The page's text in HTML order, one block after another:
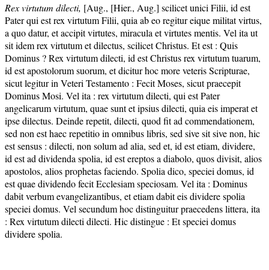
Rex virtutum dilecti, [Aug., [Hier., Aug.] scilicet unici Filii, id est
Pater qui est rex virtutum Filii, quia ab eo regitur eique militat virtus,
a quo datur, et accipit virtutes, miracula et virtutes mentis. Vel ita ut
sit idem rex virtutum et dilectus, scilicet Christus. Et est : Quis
Dominus ? Rex virtutum dilecti, id est Christus rex virtutum tuarum,
id est apostolorum suorum, et dicitur hoc more veteris Scripturae,
sicut legitur in Veteri Testamento : Fecit Moses, sicut praecepit
Dominus Mosi. Vel ita : rex virtutum dilecti, qui est Pater
angelicarum virtutum, quae sunt et ipsius dilecti, quia eis imperat et
ipse dilectus. Deinde repetit, dilecti, quod fit ad commendationem,
sed non est haec repetitio in omnibus libris, sed sive sit sive non, hic
est sensus : dilecti, non solum ad alia, sed et, id est etiam, dividere,
id est ad dividenda spolia, id est ereptos a diabolo, quos divisit, alios
apostolos, alios prophetas faciendo. Spolia dico, speciei domus, id
est quae dividendo fecit Ecclesiam speciosam. Vel ita : Dominus
dabit verbum evangelizantibus, et etiam dabit eis dividere spolia
speciei domus. Vel secundum hoc distinguitur praecedens littera, ita
: Rex virtutum dilecti dilecti. Hic distingue : Et speciei domus
dividere spolia.